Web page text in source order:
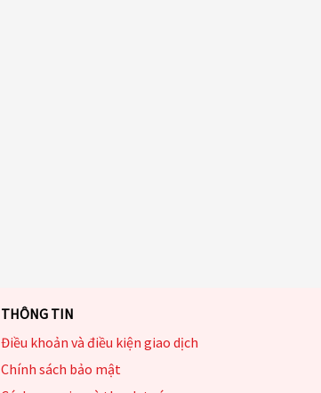
THÔNG TIN
Điều khoản và điều kiện giao dịch
Chính sách bảo mật